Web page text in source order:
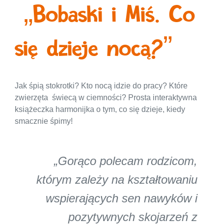
„Bobaski i Miś. Co
się dzieje nocą?”
Jak śpią stokrotki? Kto nocą idzie do pracy? Które
zwierzęta świecą w ciemności? Prosta interaktywna
książeczka harmonijka o tym, co się dzieje, kiedy
smacznie śpimy!
„Gorąco polecam rodzicom,
którym zależy na kształtowaniu
wspierających sen nawyków i
pozytywnych skojarzeń z